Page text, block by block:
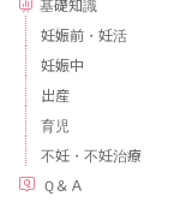
妊娠前・妊活
妊娠中
出産
育児
不妊・不妊治療
Ｑ＆Ａ